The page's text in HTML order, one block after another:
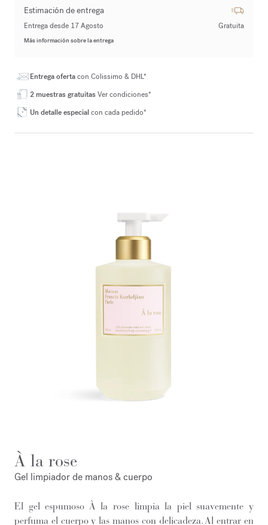
Estimación de entrega
Entrega desde 17 Agosto Gratuita
Más información sobre la entrega
Entrega ofertacon Colissimo & DHL*
2 muestras gratuitasVer condiciones*
Un detalle especialcon cada pedido*
À la rose
Gel limpiador de manos & cuerpo
El gel espumoso À la rose limpia la piel suavemente y
perfuma el cuerpo y las manos con delicadeza. Al entrar en